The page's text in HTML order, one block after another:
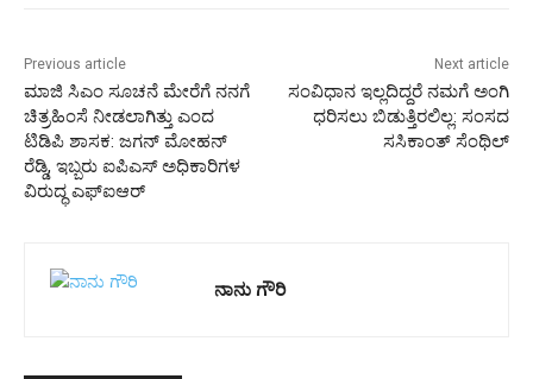
Previous article
ಮಾಜಿ ಸಿಎಂ ಸೂಚನೆ ಮೇರೆಗೆ ನನಗೆ
ಚಿತ್ರಹಿಂಸೆ ನೀಡಲಾಗಿತ್ತು ಎಂದ
ಟಿಡಿಪಿ ಶಾಸಕ: ಜಗನ್ ಮೋಹನ್
ರೆಡ್ಡಿ, ಇಬ್ಬರು ಐಪಿಎಸ್ ಅಧಿಕಾರಿಗಳ
ವಿರುದ್ಧ ಎಫ್‌ಐಆರ್
Next article
ಸಂವಿಧಾನ ಇಲ್ಲದಿದ್ದರೆ ನಮಗೆ ಅಂಗಿ
ಧರಿಸಲು ಬಿಡುತ್ತಿರಲಿಲ್ಲ: ಸಂಸದ
ಸಸಿಕಾಂತ್ ಸೆಂಥಿಲ್
ನಾನು ಗೌರಿ